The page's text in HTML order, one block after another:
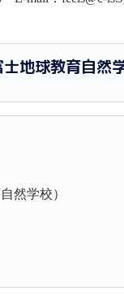
地球教育自然
然学校）